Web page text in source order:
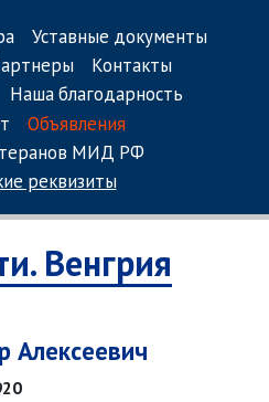
Уставные документы
Контакты
Наша благодарность
Объявления
МИД РФ
реквизиты
Венгрия
Алексеевич